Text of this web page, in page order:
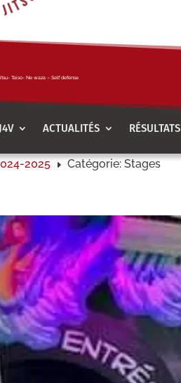
Taiso- Ne waza – Self defense
ACTUALITÉS RÉSULTATS
2025 E Catégorie: Stages